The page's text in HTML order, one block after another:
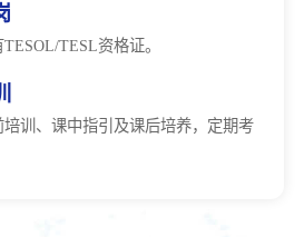
TESL资格证。
训、课中指引及课后培养，定期考